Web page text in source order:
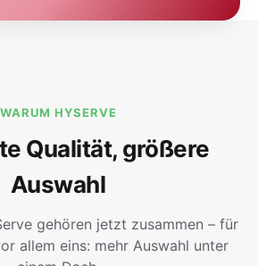
WARUM HYSERVE
Qualität, größere
Auswahl
gehören jetzt zusammen – für
allem eins: mehr Auswahl unter